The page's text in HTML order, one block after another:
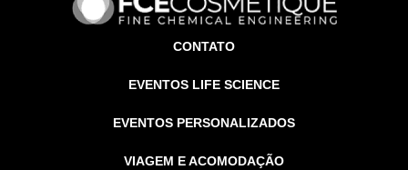
CONTATO
EVENTOS LIFE SCIENCE
EVENTOS PERSONALIZADOS
VIAGEM E ACOMODAÇÃO